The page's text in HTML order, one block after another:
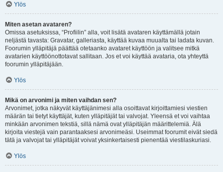
Ylös
Miten asetan avataren?
Omissa asetuksissa, “Profiilin” alla, voit lisätä avataren käyttämällä jotain
neljästä tavasta: Gravatar, galleriasta, käyttää kuvaa muualta tai ladata kuvan.
Foorumin ylläpitäjä päättää otetaanko avataret käyttöön ja valitsee mitkä
avatarien käyttöönottotavat sallitaan. Jos et voi käyttää avataria, ota yhteyttä
foorumin ylläpitäjään.
Ylös
Mikä on arvonimi ja miten vaihdan sen?
Arvonimet, jotka näkyvät käyttäjänimesi alla osoittavat kirjoittamiesi viestien
määrän tai tietyt käyttäjät, kuten ylläpitäjät tai valvojat. Yleensä et voi vaihtaa
minkään arvonimen tekstiä, sillä nämä ovat ylläpitäjän määrittelemiä. Älä
kirjoita viestejä vain parantaaksesi arvonimeäsi. Useimmat foorumit eivät siedä
tätä ja valvojat tai ylläpitäjät voivat yksinkertaisesti pienentää viestilaskuriasi.
Ylös